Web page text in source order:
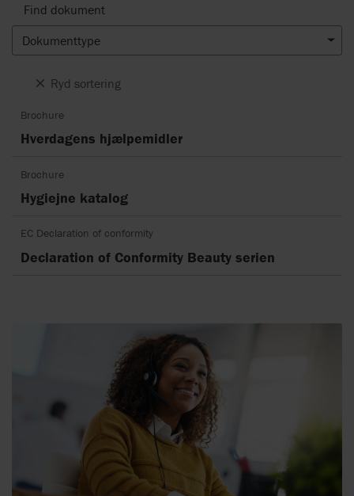
Find dokument
Dokumenttype
Ryd sortering
Brochure
Hverdagens hjælpemidler
Brochure
Hygiejne katalog
EC Declaration of conformity
Declaration of Conformity Beauty serien